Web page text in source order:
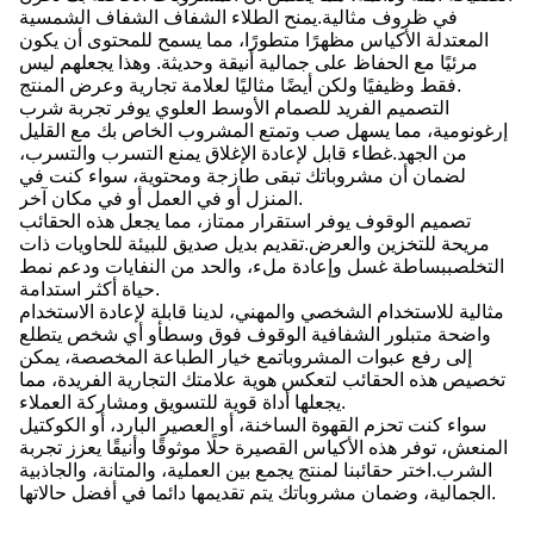
في ظروف مثالية.يمنح الطلاء الشفاف الشفاف الشمسية
المعتدلة الأكياس مظهرًا متطورًا، مما يسمح للمحتوى أن يكون
مرئيًا مع الحفاظ على جمالية أنيقة وحديثة. وهذا يجعلهم ليس
فقط وظيفيًا ولكن أيضًا مثاليًا لعلامة تجارية وعرض المنتج.
التصميم الفريد للصمام الأوسط العلوي يوفر تجربة شرب
إرغونومية، مما يسهل صب وتمتع المشروب الخاص بك مع القليل
من الجهد.غطاء قابل لإعادة الإغلاق يمنع التسرب والتسرب،
لضمان أن مشروباتك تبقى طازجة ومحتوية، سواء كنت في
المنزل أو في العمل أو في مكان آخر.
تصميم الوقوف يوفر استقرار ممتاز، مما يجعل هذه الحقائب
مريحة للتخزين والعرض.تقديم بديل صديق للبيئة للحاويات ذات
التخلصببساطة غسل وإعادة ملء، والحد من النفايات ودعم نمط
حياة أكثر استدامة.
مثالية للاستخدام الشخصي والمهني، لدينا قابلة لإعادة الاستخدام
واضحة متبلور الشفافية الوقوف فوق وسطأو أي شخص يتطلع
إلى رفع عبوات المشروباتمع خيار الطباعة المخصصة، يمكن
تخصيص هذه الحقائب لتعكس هوية علامتك التجارية الفريدة، مما
يجعلها أداة قوية للتسويق ومشاركة العملاء.
سواء كنت تحزم القهوة الساخنة، أو العصير البارد، أو الكوكتيل
المنعش، توفر هذه الأكياس القصيرة حلًا موثوقًا وأنيقًا يعزز تجربة
الشرب.اختر حقائبنا لمنتج يجمع بين العملية، والمتانة، والجاذبية
الجمالية، وضمان مشروباتك يتم تقديمها دائما في أفضل حالاتها.